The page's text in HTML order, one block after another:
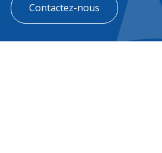
Contactez-nous